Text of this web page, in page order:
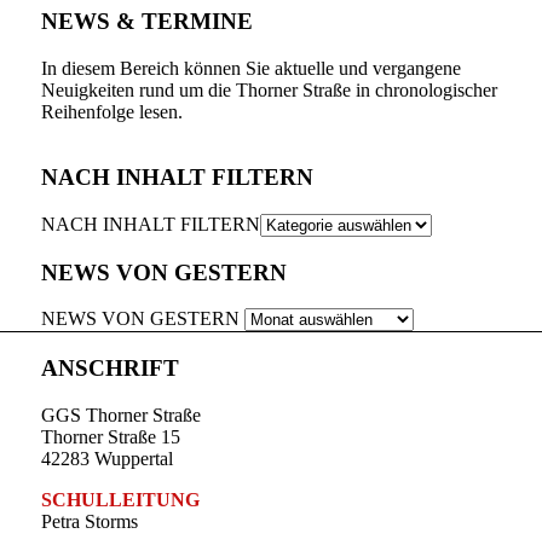
NEWS & TERMINE
In diesem Bereich können Sie aktuelle und vergangene
Neuigkeiten rund um die Thorner Straße in chronologischer
Reihenfolge lesen.
NACH INHALT FILTERN
NACH INHALT FILTERN
NEWS VON GESTERN
NEWS VON GESTERN
ANSCHRIFT
GGS Thorner Straße
Thorner Straße 15
42283 Wuppertal
SCHULLEITUNG
Petra Storms